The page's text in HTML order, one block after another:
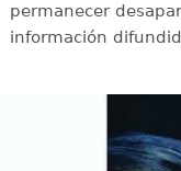
permanecer
información